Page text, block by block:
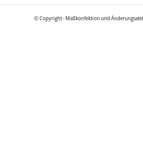
© Copyright - Maßkonfektion und